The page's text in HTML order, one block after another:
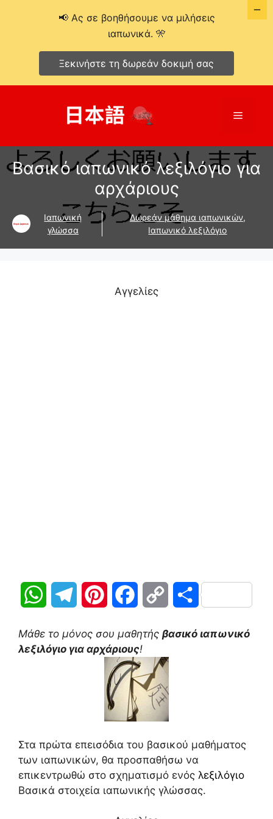
Μενού
Βασικό ιαπωνικό λεξιλόγιο για
αρχάριους
Ιαπωνική
γλώσσα
Δωρεάν μάθημα ιαπωνικών,
Ιαπωνικό λεξιλόγιο
Αγγελίες
W
a
p
p
l
a
m
n
t
e
r
e
s
c
e
o
o
k
L
i
n
k
Μ
τ
ε
ί
Μάθε το μόνος σου μαθητής βασικό ιαπωνικό
λεξιλόγιο για αρχάριους!
Στα πρώτα επεισόδια του βασικού μαθήματος
των ιαπωνικών, θα προσπαθήσω να
επικεντρωθώ στο σχηματισμό ενός λεξιλόγιο
Βασικά στοιχεία ιαπωνικής γλώσσας.
📢 Ας σε βοηθήσουμε να μιλήσεις
ιαπωνικά. 🎌
Ξεκινήστε τη δωρεάν δοκιμή σας